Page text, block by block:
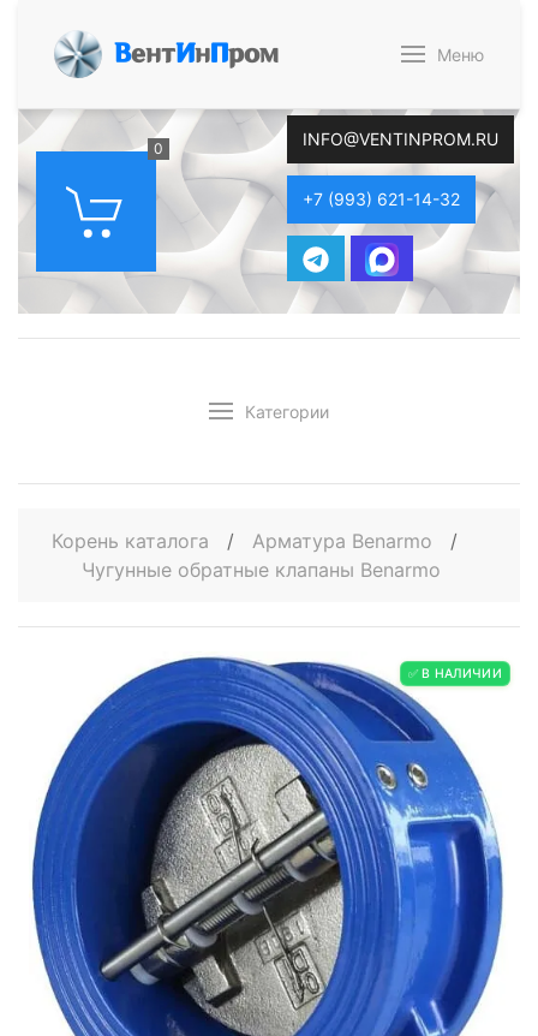
ВентИнПром Меню
0 INFO@VENTINPROM.RU
+7 (993) 621-14-32
Категории
Корень каталога / Арматура Benarmo
/
Чугунные обратные клапаны Benarmo
✅ В НАЛИЧИИ